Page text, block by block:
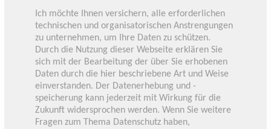
Ich möchte Ihnen versichern, alle erforderlichen
technischen und organisatorischen Anstrengungen
zu unternehmen, um Ihre Daten zu schützen.
Durch die Nutzung dieser Webseite erklären Sie
sich mit der Bearbeitung der über Sie erhobenen
Daten durch die hier beschriebene Art und Weise
einverstanden. Der Datenerhebung und -
speicherung kann jederzeit mit Wirkung für die
Zukunft widersprochen werden. Wenn Sie weitere
Fragen zum Thema Datenschutz haben,